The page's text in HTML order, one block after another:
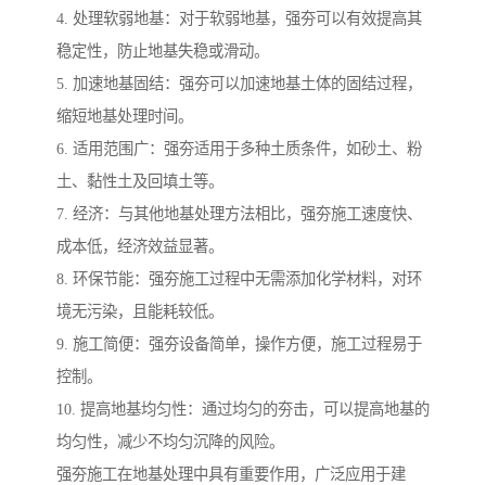
4. 处理软弱地基：对于软弱地基，强夯可以有效提高其
稳定性，防止地基失稳或滑动。
5. 加速地基固结：强夯可以加速地基土体的固结过程，
缩短地基处理时间。
6. 适用范围广：强夯适用于多种土质条件，如砂土、粉
土、黏性土及回填土等。
7. 经济：与其他地基处理方法相比，强夯施工速度快、
成本低，经济效益显著。
8. 环保节能：强夯施工过程中无需添加化学材料，对环
境无污染，且能耗较低。
9. 施工简便：强夯设备简单，操作方便，施工过程易于
控制。
10. 提高地基均匀性：通过均匀的夯击，可以提高地基的
均匀性，减少不均匀沉降的风险。
强夯施工在地基处理中具有重要作用，广泛应用于建